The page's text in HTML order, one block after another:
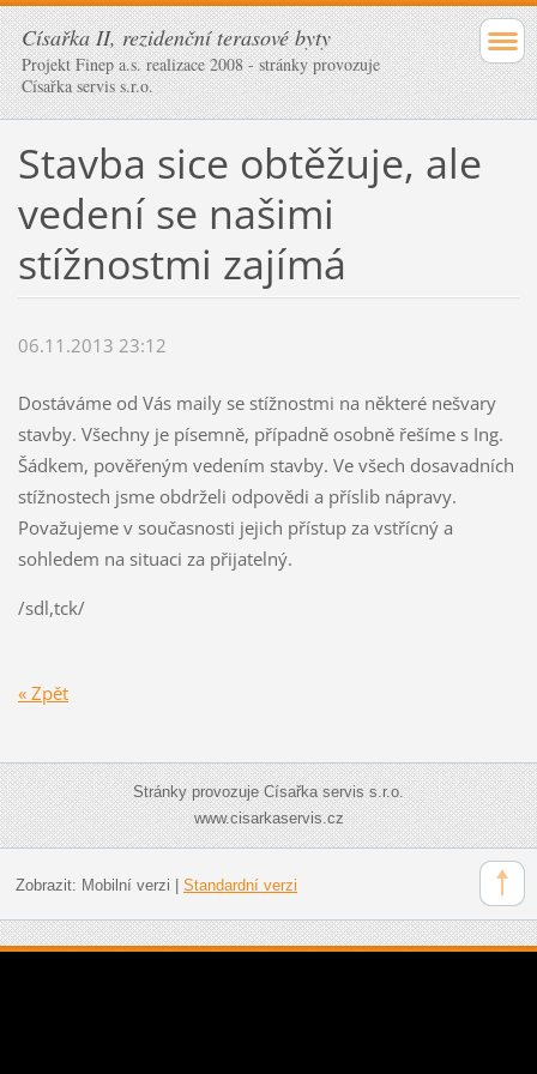
Císařka II, rezidenční terasové byty
Projekt Finep a.s. realizace 2008 - stránky provozuje
Císařka servis s.r.o.
Stavba sice obtěžuje, ale
vedení se našimi
stížnostmi zajímá
06.11.2013 23:12
Dostáváme od Vás maily se stížnostmi na některé nešvary
stavby. Všechny je písemně, případně osobně řešíme s Ing.
Šádkem, pověřeným vedením stavby. Ve všech dosavadních
stížnostech jsme obdrželi odpovědi a příslib nápravy.
Považujeme v současnosti jejich přístup za vstřícný a
sohledem na situaci za přijatelný.
/sdl,tck/
« Zpět
Stránky provozuje Císařka servis s.r.o.
www.cisarkaservis.cz
Zobrazit: Mobilní verzi | Standardní verzi